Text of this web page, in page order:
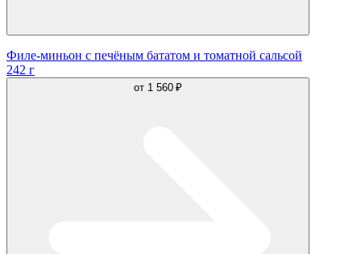
Филе-миньон с печёным бататом и томатной сальсой
242 г
от 1 560 ₽